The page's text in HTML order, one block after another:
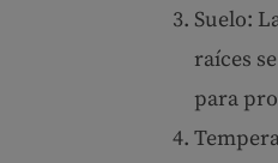
Suelo:
raíces
para